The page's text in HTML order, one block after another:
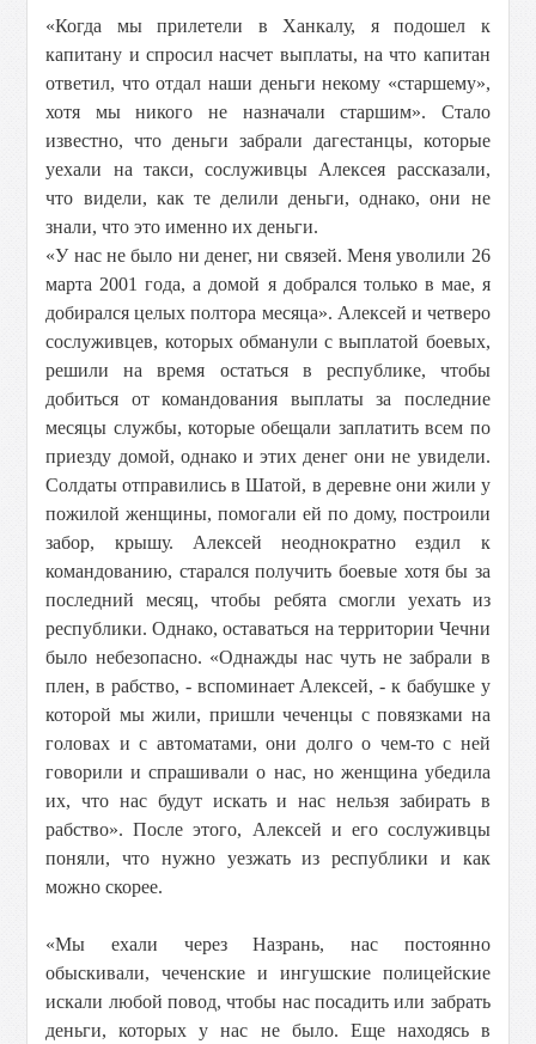
«Когда мы прилетели в Ханкалу, я подошел к
капитану и спросил насчет выплаты, на что капитан
ответил, что отдал наши деньги некому «старшему»,
хотя мы никого не назначали старшим». Стало
известно, что деньги забрали дагестанцы, которые
уехали на такси, сослуживцы Алексея рассказали,
что видели, как те делили деньги, однако, они не
знали, что это именно их деньги.
«У нас не было ни денег, ни связей. Меня уволили 26
марта 2001 года, а домой я добрался только в мае, я
добирался целых полтора месяца». Алексей и четверо
сослуживцев, которых обманули с выплатой боевых,
решили на время остаться в республике, чтобы
добиться от командования выплаты за последние
месяцы службы, которые обещали заплатить всем по
приезду домой, однако и этих денег они не увидели.
Солдаты отправились в Шатой, в деревне они жили у
пожилой женщины, помогали ей по дому, построили
забор, крышу. Алексей неоднократно ездил к
командованию, старался получить боевые хотя бы за
последний месяц, чтобы ребята смогли уехать из
республики. Однако, оставаться на территории Чечни
было небезопасно. «Однажды нас чуть не забрали в
плен, в рабство, - вспоминает Алексей, - к бабушке у
которой мы жили, пришли чеченцы с повязками на
головах и с автоматами, они долго о чем-то с ней
говорили и спрашивали о нас, но женщина убедила
их, что нас будут искать и нас нельзя забирать в
рабство». После этого, Алексей и его сослуживцы
поняли, что нужно уезжать из республики и как
можно скорее.
«Мы ехали через Назрань, нас постоянно
обыскивали, чеченские и ингушские полицейские
искали любой повод, чтобы нас посадить или забрать
деньги, которых у нас не было. Еще находясь в